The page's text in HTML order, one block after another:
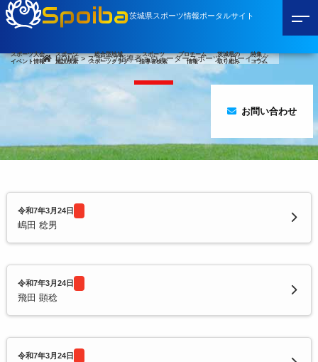
Spoiba茨城県スポーツ情報ポータルサイト
スポーツ大会
イベント情報
スポーツ
施設検索
総合型地域
スポーツクラブ
スポーツ
指導者検索
プロチーム
情報
茨城県の
取り組み
特集・
コラム
お問い合わせ
HOME>スポーツ指導者>ウォータースポーツ>ローイング
令和7年3月24日
嶋田 稔男
令和7年3月24日
飛田 顕稔
令和7年3月24日